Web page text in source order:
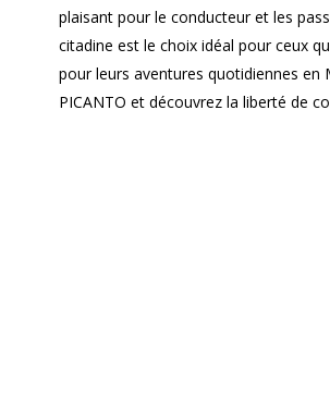
plaisant pour le conducteur et les
citadine est le choix idéal pour ceux
pour leurs aventures quotidiennes en
PICANTO et découvrez la liberté de